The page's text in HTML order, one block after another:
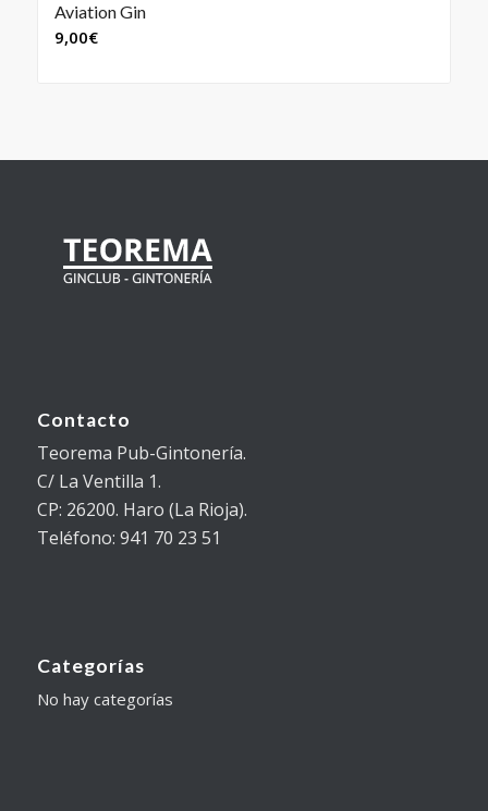
Aviation Gin
9,00€
Contacto
Teorema Pub-Gintonería.
C/ La Ventilla 1.
CP: 26200. Haro (La Rioja).
Teléfono: 941 70 23 51
Categorías
No hay categorías